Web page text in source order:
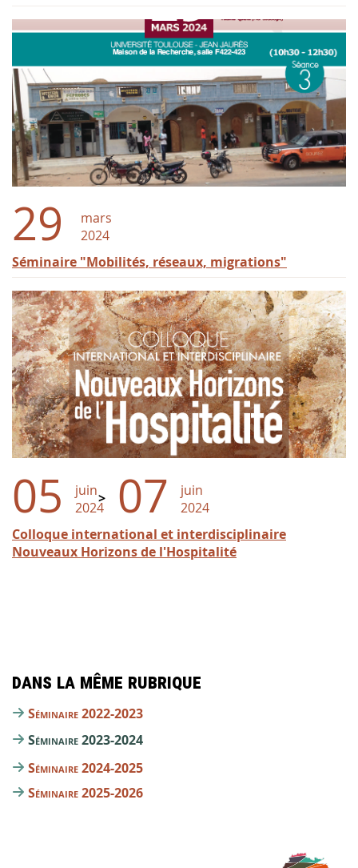
29
mars
2024
Séminaire "Mobilités, réseaux, migrations"
05
juin
2024
07
juin
2024
Colloque international et interdisciplinaire
Nouveaux Horizons de l'Hospitalité
Dans la même rubrique
Séminaire 2022-2023
Séminaire 2023-2024
Séminaire 2024-2025
Séminaire 2025-2026